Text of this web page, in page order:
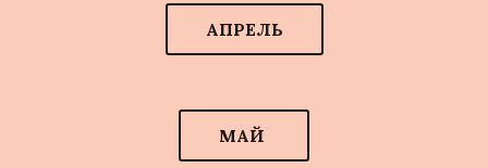
АПРЕЛЬ
МАЙ